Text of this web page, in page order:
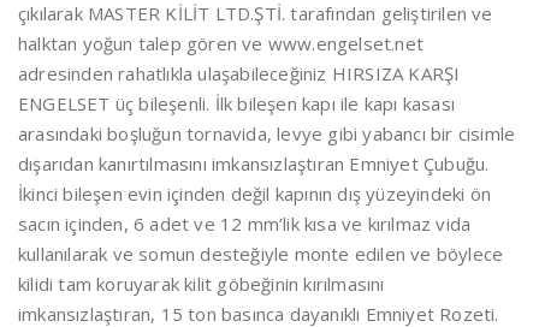
çıkılarak MASTER KİLİT LTD.ŞTİ. tarafından geliştirilen ve
halktan yoğun talep gören ve www.engelset.net
adresinden rahatlıkla ulaşabileceğiniz HIRSIZA KARŞI
ENGELSET üç bileşenli. İlk bileşen kapı ile kapı kasası
arasındaki boşluğun tornavida, levye gibi yabancı bir cisimle
dışarıdan kanırtılmasını imkansızlaştıran Emniyet Çubuğu.
İkinci bileşen evin içinden değil kapının dış yüzeyindeki ön
sacın içinden, 6 adet ve 12 mm’lik kısa ve kırılmaz vida
kullanılarak ve somun desteğiyle monte edilen ve böylece
kilidi tam koruyarak kilit göbeğinin kırılmasını
imkansızlaştıran, 15 ton basınca dayanıklı Emniyet Rozeti.